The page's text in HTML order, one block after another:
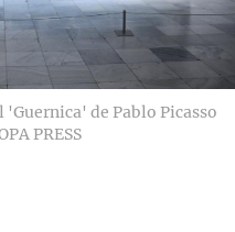
de Pablo Picasso
PRESS